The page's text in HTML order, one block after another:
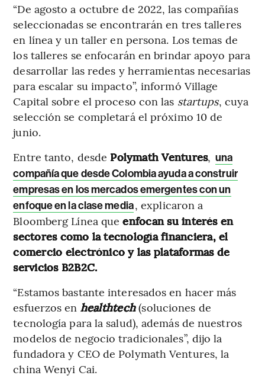
“De agosto a octubre de 2022, las compañías
seleccionadas se encontrarán en tres talleres
en línea y un taller en persona. Los temas de
los talleres se enfocarán en brindar apoyo para
desarrollar las redes y herramientas necesarias
para escalar su impacto”, informó Village
Capital sobre el proceso con las startups, cuya
selección se completará el próximo 10 de
junio.
Entre tanto, desde Polymath Ventures, una
compañía que desde Colombia ayuda a construir
empresas en los mercados emergentes con un
enfoque en la clase media, explicaron a
Bloomberg Línea queenfocan su interés en
sectores como la tecnología financiera, el
comercio electrónico y las plataformas de
servicios B2B2C.
“Estamos bastante interesados en hacer más
esfuerzos en healthtech(soluciones de
tecnología para la salud), además de nuestros
modelos de negocio tradicionales”, dijo la
fundadora y CEO de Polymath Ventures, la
china Wenyi Cai.